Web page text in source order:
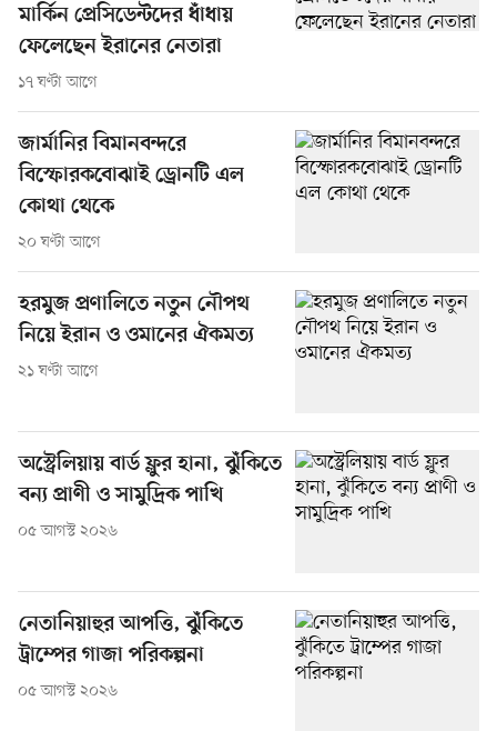
মার্কিন প্রেসিডেন্টদের ধাঁধায়
ফেলেছেন ইরানের নেতারা
১৭ ঘণ্টা আগে
জার্মানির বিমানবন্দরে
বিস্ফোরকবোঝাই ড্রোনটি এল
কোথা থেকে
২০ ঘণ্টা আগে
হরমুজ প্রণালিতে নতুন নৌপথ
নিয়ে ইরান ও ওমানের ঐকমত্য
২১ ঘণ্টা আগে
অস্ট্রেলিয়ায় বার্ড ফ্লুর হানা, ঝুঁকিতে
বন্য প্রাণী ও সামুদ্রিক পাখি
০৫ আগস্ট ২০২৬
নেতানিয়াহুর আপত্তি, ঝুঁকিতে
ট্রাম্পের গাজা পরিকল্পনা
০৫ আগস্ট ২০২৬